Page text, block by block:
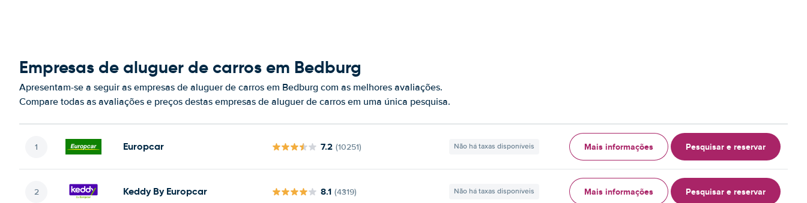
Empresas de aluguer de carros em Bedburg
Apresentam-se a seguir as empresas de aluguer de carros em Bedburg com as melhores avaliações.
Compare todas as avaliações e preços destas empresas de aluguer de carros em uma única pesquisa.
Europcar 7.2 (10251) Não há taxas disponíveis Mais informações Pesquisar e reservar
Keddy By Europcar 8.1 (4319) Não há taxas disponíveis Mais informações Pesquisar e reservar